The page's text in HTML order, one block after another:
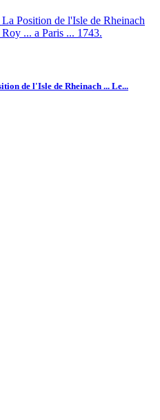
de l'Isle de Rheinach ... Le...